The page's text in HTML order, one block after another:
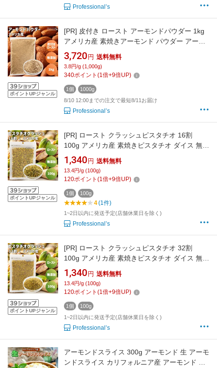
Professional’s
ポイントUPジャンル
[PR] 皮付き ロースト アーモンドパウダー 1kg
アメリカ産 素焼きアーモンド パウダー アーモ
ンドプードル 粉状 粉末状 粉末加工 無添加 無塩
無油 ノンオイル お菓子作り 製菓 スイーツ ヨー
グルト サラダ トッピング アクセント 業務用 家
3,720 円 送料無料
3.8円/g (1,000g)
340ポイント (1倍+9倍UP)
1個
1000g
8/10 12:00までの注文で最短8/11お届け
Professional’s
ポイントUPジャンル
[PR] ロースト クラッシュピスタチオ 16割
100g アメリカ産 素焼きピスタチオ ダイス 無添
加 無塩 無油 ノンオイル ピスタチオクラッシュ
ダイスカット お菓子作り 製菓 スイーツ ヨーグ
ルト トッピング アクセント 業務用 家庭用 国内
1,340 円 送料無料
13.4円/g (100g)
120ポイント (1倍+9倍UP)
1個 100g
4(1件)
1~2日以内に発送予定(店舗休業日を除く)
Professional’s
ポイントUPジャンル
[PR] ロースト クラッシュピスタチオ 32割
100g アメリカ産 素焼きピスタチオ ダイス 無添
加 無塩 無油 ノンオイル ピスタチオクラッシュ
ダイスカット お菓子作り 製菓 スイーツ ヨーグ
ルト トッピング アクセント 業務用 家庭用 国内
1,340 円 送料無料
13.4円/g (100g)
120ポイント (1倍+9倍UP)
1個
100g
1~2日以内に発送予定(店舗休業日を除く)
Professional’s
アーモンドスライス 300g アーモンド 生 アーモ
ンドスライス カリフォルニア産 アーモンド ナ